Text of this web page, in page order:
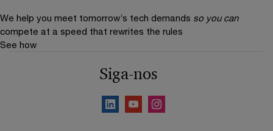
We help you meet tomorrow’s tech demands so you can
compete at a speed that rewrites the rules
See how
Siga-nos